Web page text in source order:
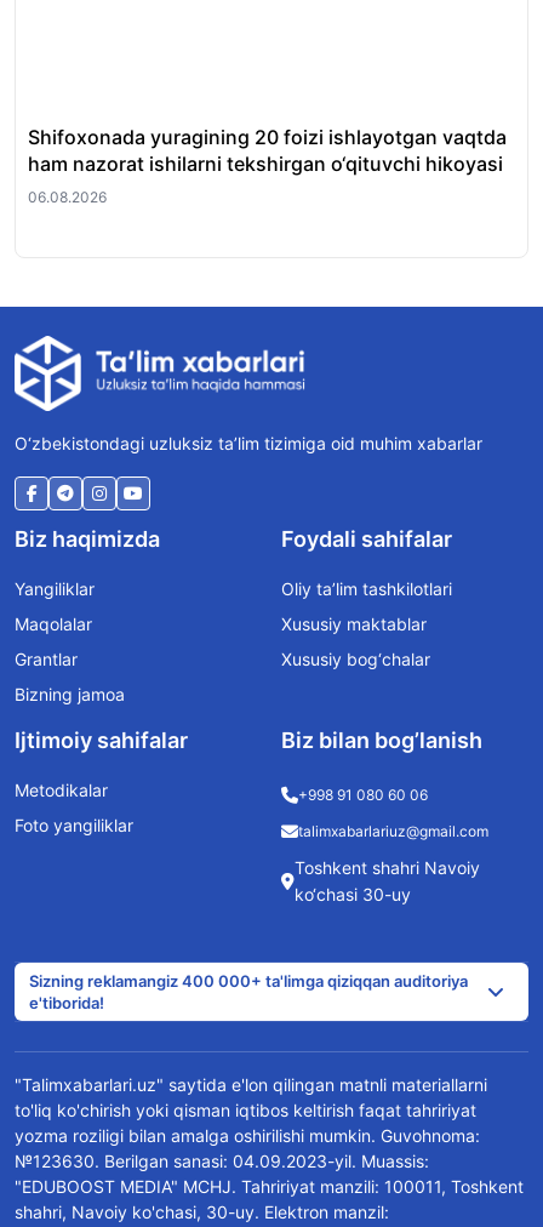
Shifoxonada yuragining 20 foizi ishlayotgan vaqtda
ham nazorat ishilarni tekshirgan o‘qituvchi hikoyasi
06.08.2026
O‘zbekistondagi uzluksiz ta’lim tizimiga oid muhim xabarlar
Biz haqimizda
Yangiliklar
Maqolalar
Grantlar
Bizning jamoa
Foydali sahifalar
Oliy ta’lim tashkilotlari
Xususiy maktablar
Xususiy bog‘chalar
Ijtimoiy sahifalar
Metodikalar
Foto yangiliklar
Biz bilan bog’lanish
+998 91 080 60 06
talimxabarlariuz@gmail.com
Toshkent shahri Navoiy
ko‘chasi 30-uy
Sizning reklamangiz 400 000+ ta'limga qiziqqan auditoriya
e'tiborida!
"Talimxabarlari.uz" saytida e'lon qilingan matnli materiallarni
to'liq ko'chirish yoki qisman iqtibos keltirish faqat tahririyat
yozma roziligi bilan amalga oshirilishi mumkin. Guvohnoma:
№123630. Berilgan sanasi: 04.09.2023-yil. Muassis:
"EDUBOOST MEDIA" MCHJ. Tahririyat manzili: 100011, Toshkent
shahri, Navoiy ko'chasi, 30-uy. Elektron manzil: